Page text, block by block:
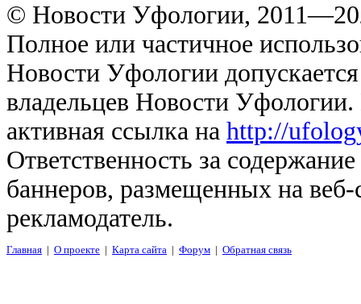
© Новости Уфологии,
Полное или частичное
Новости Уфологии
владельцев Новости
активная ссылка на http://
Ответственность за
баннеров, размещенных на
рекламодатель.
Главная | О проекте | Карта сайта | Форум | Обратная связь